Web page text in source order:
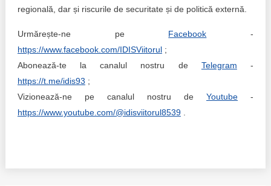
regională, dar și riscurile de securitate și de politică externă.
Urmărește-ne pe Facebook -
https://www.facebook.com/IDISViitorul;
Abonează-te la canalul nostru de Telegram -
https://t.me/idis93 ;
Vizionează-ne pe canalul nostru deYoutube -
https://www.youtube.com/@idisviitorul8539.